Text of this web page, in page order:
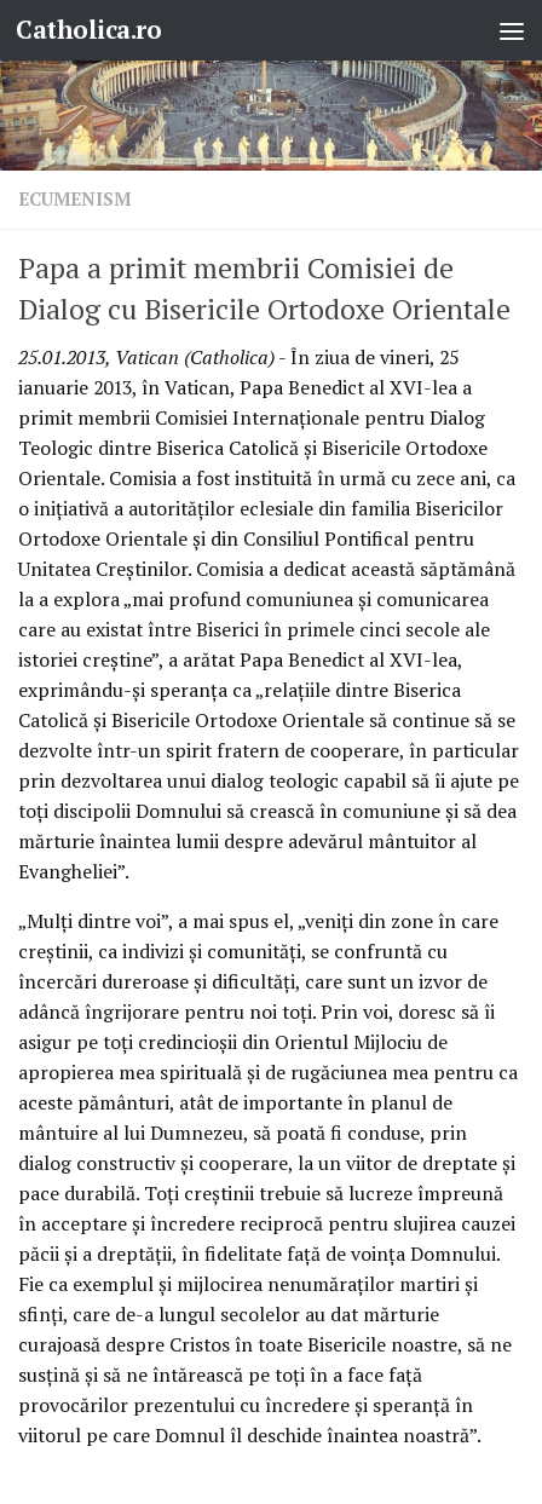
Skip to content
Catholica.ro
ECUMENISM
Papa a primit membrii Comisiei de
Dialog cu Bisericile Ortodoxe Orientale
25.01.2013, Vatican (Catholica)- În ziua de vineri, 25
ianuarie 2013, în Vatican, Papa Benedict al XVI-lea a
primit membrii Comisiei Internaţionale pentru Dialog
Teologic dintre Biserica Catolică şi Bisericile Ortodoxe
Orientale. Comisia a fost instituită în urmă cu zece ani, ca
o iniţiativă a autorităţilor eclesiale din familia Bisericilor
Ortodoxe Orientale şi din Consiliul Pontifical pentru
Unitatea Creştinilor. Comisia a dedicat această săptămână
la a explora „mai profund comuniunea şi comunicarea
care au existat între Biserici în primele cinci secole ale
istoriei creştine”, a arătat Papa Benedict al XVI-lea,
exprimându-şi speranţa ca „relaţiile dintre Biserica
Catolică şi Bisericile Ortodoxe Orientale să continue să se
dezvolte într-un spirit fratern de cooperare, în particular
prin dezvoltarea unui dialog teologic capabil să îi ajute pe
toţi discipolii Domnului să crească în comuniune şi să dea
mărturie înaintea lumii despre adevărul mântuitor al
Evangheliei”.
„Mulţi dintre voi”, a mai spus el, „veniţi din zone în care
creştinii, ca indivizi şi comunităţi, se confruntă cu
încercări dureroase şi dificultăţi, care sunt un izvor de
adâncă îngrijorare pentru noi toţi. Prin voi, doresc să îi
asigur pe toţi credincioşii din Orientul Mijlociu de
apropierea mea spirituală şi de rugăciunea mea pentru ca
aceste pământuri, atât de importante în planul de
mântuire al lui Dumnezeu, să poată fi conduse, prin
dialog constructiv şi cooperare, la un viitor de dreptate şi
pace durabilă. Toţi creştinii trebuie să lucreze împreună
în acceptare şi încredere reciprocă pentru slujirea cauzei
păcii şi a dreptăţii, în fidelitate faţă de voinţa Domnului.
Fie ca exemplul şi mijlocirea nenumăraţilor martiri şi
sfinţi, care de-a lungul secolelor au dat mărturie
curajoasă despre Cristos în toate Bisericile noastre, să ne
susţină şi să ne întărească pe toţi în a face faţă
provocărilor prezentului cu încredere şi speranţă în
viitorul pe care Domnul îl deschide înaintea noastră”.